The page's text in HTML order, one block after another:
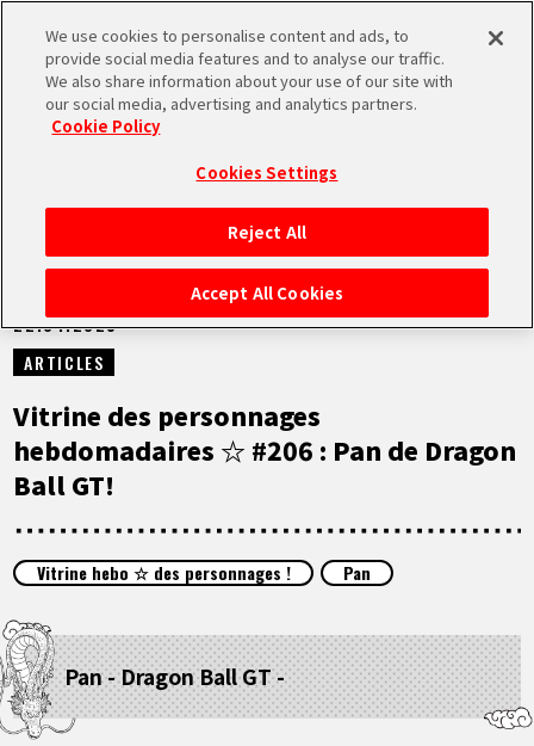
MEN
ACCUEIL
NEWS
À NE PAS MANQUER
VIDÉOS
ARTICLES
LANGUAGE
NEWS
22.04.2025
ARTICLES
Vitrine des personnages
hebdomadaires ☆ #206 : Pan de Dragon
Ball GT!
Vitrine hebo ☆ des personnages ! Pan
Pan - Dragon Ball GT -
We use cookies to personalise content and ads, to
provide social media features and to analyse our traffic.
We also share information about your use of our site with
our social media, advertising and analytics partners.
Cookie Policy
Cookies Settings
Reject All
Accept All Cookies